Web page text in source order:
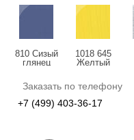
810 Сизый
глянец
1018 645
Желтый
глянец
Заказать по телефону
+7 (499) 403-36-17